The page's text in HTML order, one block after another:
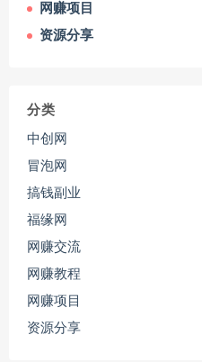
网赚项目
资源分享
分类
中创网
冒泡网
搞钱副业
福缘网
网赚交流
网赚教程
网赚项目
资源分享